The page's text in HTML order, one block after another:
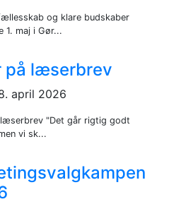
og klare budskaber
1. maj i Gør...
på læserbrev
april 2026
læserbrev "Det går rigtig godt
vi sk...